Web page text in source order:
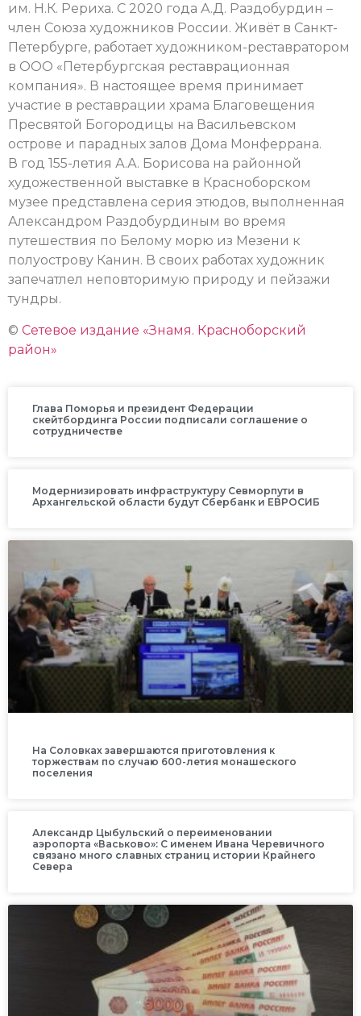
им. Н.К. Рериха. С 2020 года А.Д. Раздобурдин –
член Союза художников России. Живёт в Санкт-
Петербурге, работает художником-реставратором
в ООО «Петербургская реставрационная
компания». В настоящее время принимает
участие в реставрации храма Благовещения
Пресвятой Богородицы на Васильевском
острове и парадных залов Дома Монферрана.
В год 155-летия А.А. Борисова на районной
художественной выставке в Красноборском
музее представлена серия этюдов, выполненная
Александром Раздобурдиным во время
путешествия по Белому морю из Мезени к
полуострову Канин. В своих работах художник
запечатлел неповторимую природу и пейзажи
тундры.
© Сетевое издание «Знамя. Красноборский
район»
Глава Поморья и президент Федерации
скейтбординга России подписали соглашение о
сотрудничестве
Модернизировать инфраструктуру Севморпути в
Архангельской области будут Сбербанк и ЕВРОСИБ
На Соловках завершаются приготовления к
торжествам по случаю 600-летия монашеского
поселения
Александр Цыбульский о переименовании
аэропорта «Васьково»: С именем Ивана Черевичного
связано много славных страниц истории Крайнего
Севера